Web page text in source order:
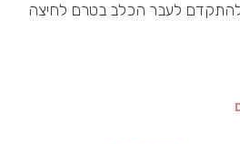
להתקדם לעבר הכלב בטרם לחיצה